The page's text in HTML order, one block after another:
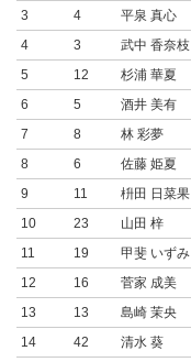
3
4 平泉 真心
4
3 武中 香奈枝
5
12 杉浦 華夏
6
5 酒井 美有
7
8 林 彩夢
8
6 佐藤 姫夏
9
11 枡田 日菜果
10
23 山田 梓
11
19 甲斐 いずみ
12
16 菅家 成美
13
13 島崎 茉央
14
42 清水 葵